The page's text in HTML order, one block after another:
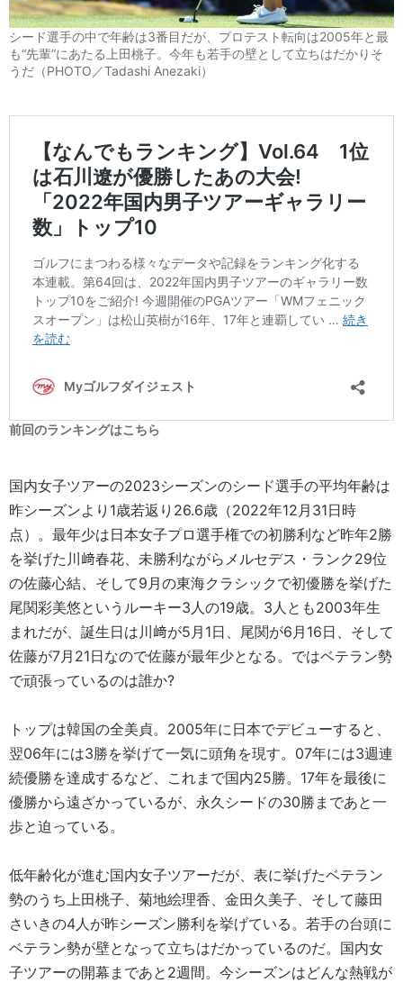
シード選手の中で年齢は3番目だが、プロテスト転向は2005年と最
も“先輩”にあたる上田桃子。今年も若手の壁として立ちはだかりそ
うだ（PHOTO／Tadashi Anezaki）
前回のランキングはこちら
国内女子ツアーの2023シーズンのシード選手の平均年齢は
昨シーズンより1歳若返り26.6歳（2022年12月31日時
点）。最年少は日本女子プロ選手権での初勝利など昨年2勝
を挙げた川﨑春花、未勝利ながらメルセデス・ランク29位
の佐藤心結、そして9月の東海クラシックで初優勝を挙げた
尾関彩美悠というルーキー3人の19歳。3人とも2003年生
まれだが、誕生日は川﨑が5月1日、尾関が6月16日、そして
佐藤が7月21日なので佐藤が最年少となる。ではベテラン勢
で頑張っているのは誰か?
トップは韓国の全美貞。2005年に日本でデビューすると、
翌06年には3勝を挙げて一気に頭角を現す。07年には3週連
続優勝を達成するなど、これまで国内25勝。17年を最後に
優勝から遠ざかっているが、永久シードの30勝まであと一
歩と迫っている。
低年齢化が進む国内女子ツアーだが、表に挙げたベテラン
勢のうち上田桃子、菊地絵理香、金田久美子、そして藤田
さいきの4人が昨シーズン勝利を挙げている。若手の台頭に
ベテラン勢が壁となって立ちはだかっているのだ。国内女
子ツアーの開幕まであと2週間。今シーズンはどんな熱戦が